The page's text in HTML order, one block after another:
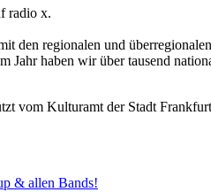
radio x.
den regionalen und
Jahr haben wir über tausend
vom Kulturamt der Stadt
& allen Bands!